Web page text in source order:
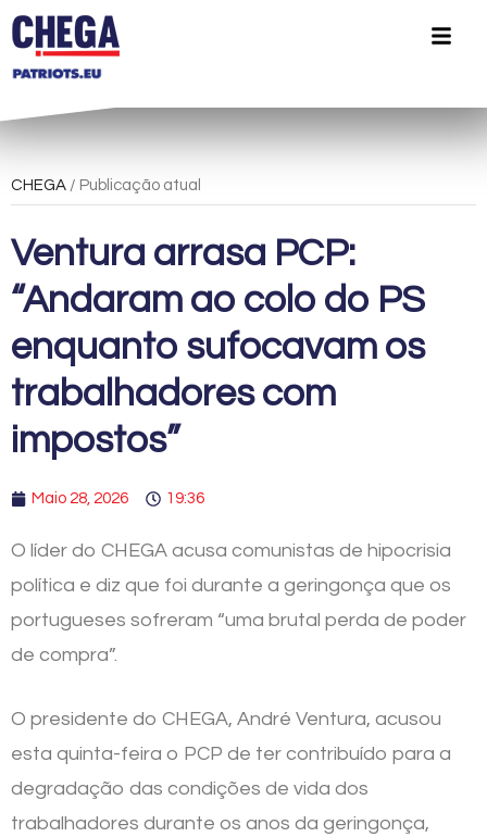
CHEGA / Publicação atual
Ventura arrasa PCP:
“Andaram ao colo do PS
enquanto sufocavam os
trabalhadores com
impostos”
Maio 28, 2026 19:36
O líder do CHEGA acusa comunistas de hipocrisia
política e diz que foi durante a geringonça que os
portugueses sofreram “uma brutal perda de poder
de compra”.
O presidente do CHEGA, André Ventura, acusou
esta quinta-feira o PCP de ter contribuído para a
degradação das condições de vida dos
trabalhadores durante os anos da geringonça,